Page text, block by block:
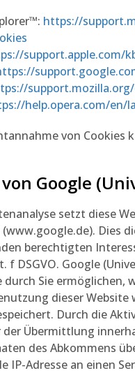
https://
support.apple.com/
help.opera.com/en/
von Cookies
Google
setzt diese
(www.google.de). Dies
berechtigten
f DSGVO. Google
durch Sie ermöglichen,
dieser Website
Durch die
der Übermittlung
des Abkommens
IP-Adresse an einen